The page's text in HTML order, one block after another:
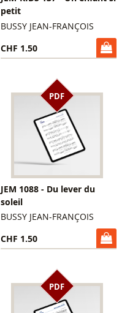
petit
BUSSY JEAN-FRANÇOIS
CHF 1.50
PDF
JEM 1088 - Du lever du
soleil
BUSSY JEAN-FRANÇOIS
CHF 1.50
PDF